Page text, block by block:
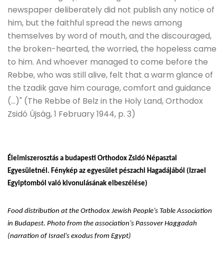
newspaper deliberately did not publish any notice of
him, but the faithful spread the news among
themselves by word of mouth, and the discouraged,
the broken-hearted, the worried, the hopeless came
to him. And whoever managed to come before the
Rebbe, who was still alive, felt that a warm glance of
the tzadik gave him courage, comfort and guidance
(…)" (The Rebbe of Belz in the Holy Land, Orthodox
Zsidó Újság, 1 February 1944, p. 3)
Élelmiszerosztás a budapesti Orthodox Zsidó Népasztal
Egyesületnél. Fénykép az egyesület pészachi Hagadájából (Izrael
Egyiptomból való kivonulásának elbeszélése)
Food distribution at the Orthodox Jewish People’s Table Association
in Budapest. Photo from the association’s Passover Haggadah
(narration of Israel’s exodus from Egypt)